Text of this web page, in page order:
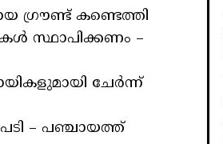
ഗ്രൗണ്ട് കണ്ടെത്തി
സ്ഥാപിക്കണം –
ചേർന്ന്
– പഞ്ചായത്ത്